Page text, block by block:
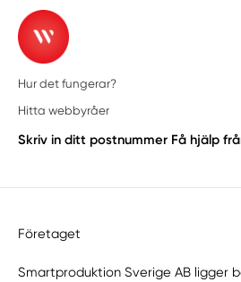
Hur det fungerar?
Hitta webbyråer
Skriv in ditt postnummer Få hjälp
Företaget
Smartproduktion Sverige AB ligger